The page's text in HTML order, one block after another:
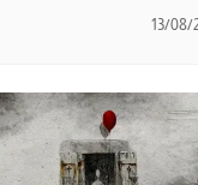
13/08/